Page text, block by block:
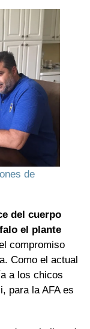
de
del cuerpo
el plante
compromiso
Como el actual
a los chicos
para la AFA es